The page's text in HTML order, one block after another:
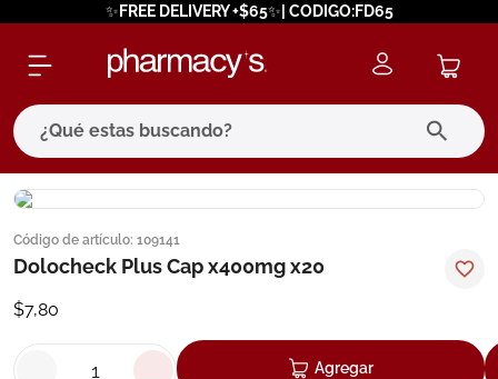
✨FREE DELIVERY +$65✨| CODIGO:FD65
¿Qué estas buscando?
Código de artículo: 109141
Dolocheck Plus Cap x400mg x20
$7,80
Agregar
términos más buscados
1. eucerin
pilexil